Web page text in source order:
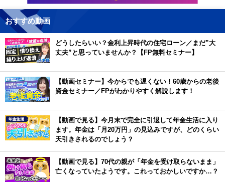
おすすめ動画
どうしたらいい？金利上昇時代の住宅ローン／まだ”大
丈夫”と思っていませんか？【FP無料セミナー】
【動画セミナー】今からでも遅くない！60歳からの老後
資金セミナー／FPがわかりやすく解説します！
【動画で見る】今月末で完全に引退して年金生活に入り
ます。年金は「月20万円」の見込みですが、どのくらい
天引きされるのでしょう？
【動画で見る】70代の親が「年金を受け取らないまま」
亡くなっていたようです。これっておかしいですか…？